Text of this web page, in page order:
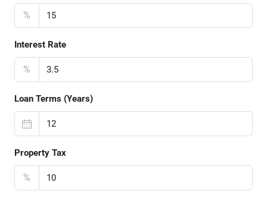
%
Interest Rate
%
Loan Terms (Years)
Property Tax
%